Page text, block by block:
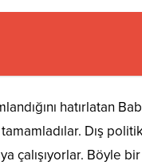
hatırlatan
Dış
çalışıyorlar. Böyle